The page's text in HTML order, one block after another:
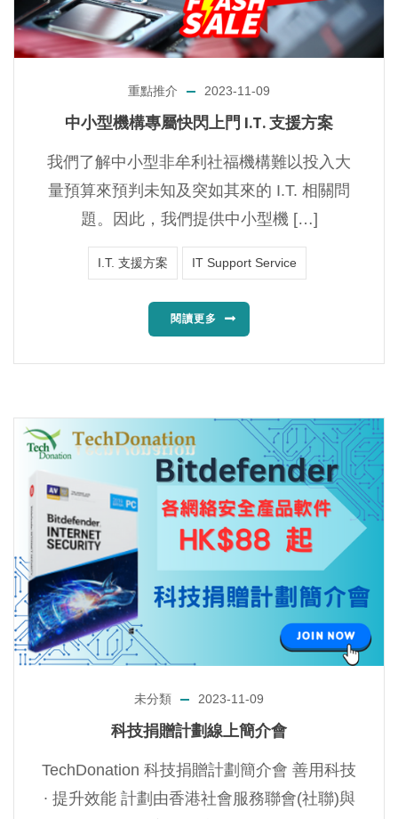
重點推介 2023-11-09
中小型機構專屬快閃上門 I.T. 支援方案
我們了解中小型非牟利社福機構難以投入大
量預算來預判未知及突如其來的 I.T. 相關問
題。因此，我們提供中小型機 […]
I.T. 支援方案 IT Support Service
閱讀更多
未分類 2023-11-09
科技捐贈計劃線上簡介會
TechDonation 科技捐贈計劃簡介會 善用科技
∙ 提升效能 計劃由香港社會服務聯會(社聯)與